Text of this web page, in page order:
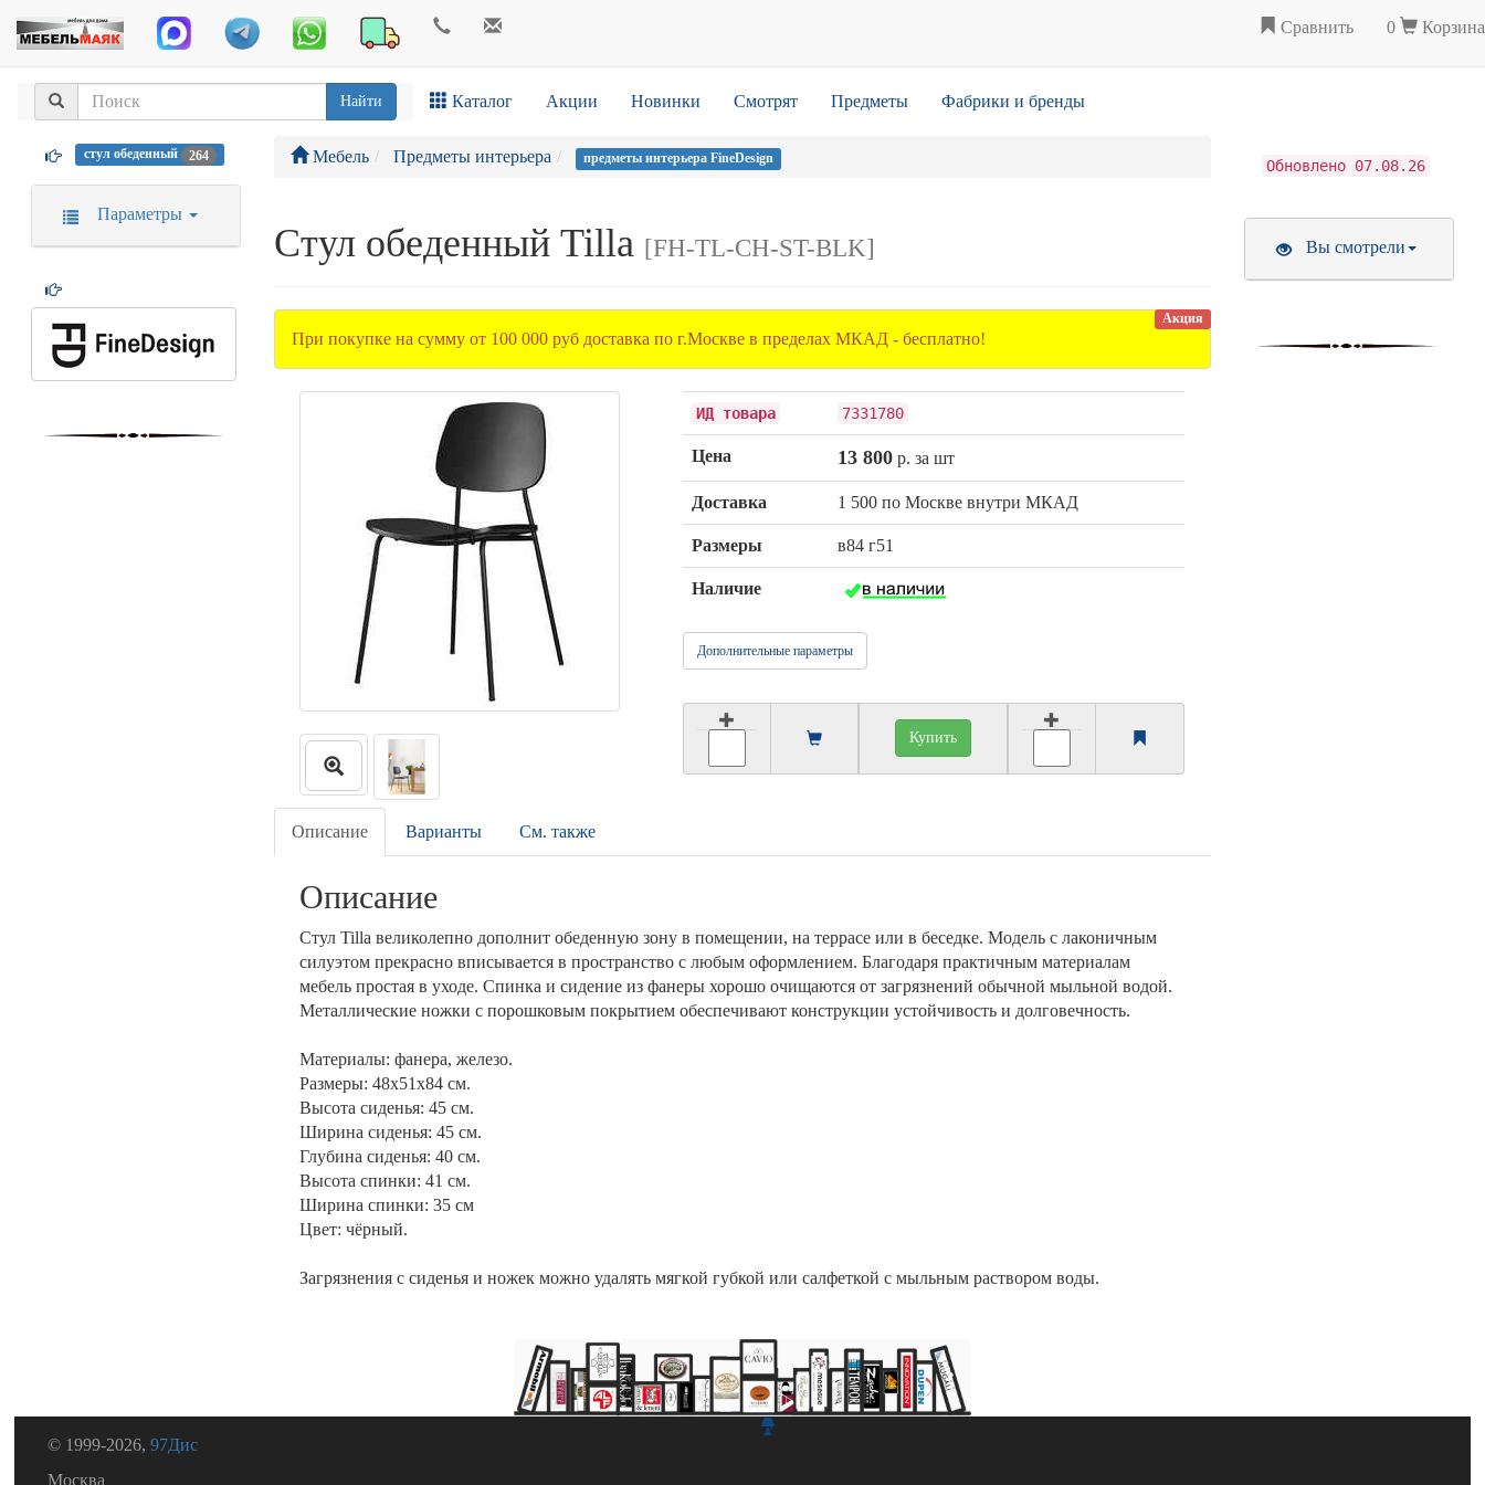
Сравнить 0 Корзина
Найти Каталог Акции Новинки Смотрят Предметы Фабрики и бренды
Мебель Предметы интерьера предметы интерьера FineDesign
Стул обеденный Tilla [FH-TL-CH-ST-BLK]
Акция
При покупке на сумму от 100 000 руб доставка по г.Москве в пределах МКАД - бесплатно!
ИД товара 7331780
Цена 13 800р. за шт
Доставка 1 500 по Москве внутри МКАД
Размеры в84 г51
Наличие
Дополнительные параметры
Купить
Описание Варианты См. также
Описание
Стул Tilla великолепно дополнит обеденную зону в помещении, на террасе или в беседке. Модель с лаконичным
силуэтом прекрасно вписывается в пространство с любым оформлением. Благодаря практичным материалам
мебель простая в уходе. Спинка и сидение из фанеры хорошо очищаются от загрязнений обычной мыльной водой.
Металлические ножки с порошковым покрытием обеспечивают конструкции устойчивость и долговечность.
Материалы: фанера, железо.
Размеры: 48x51x84 см.
Высота сиденья: 45 см.
Ширина сиденья: 45 см.
Глубина сиденья: 40 см.
Высота спинки: 41 см.
Ширина спинки: 35 см
Цвет: чёрный.
Загрязнения с сиденья и ножек можно удалять мягкой губкой или салфеткой с мыльным раствором воды.
стул обеденный 264
Параметры
Обновлено 07.08.26
Вы смотрели
© 1999-2026,97Дис
Москва